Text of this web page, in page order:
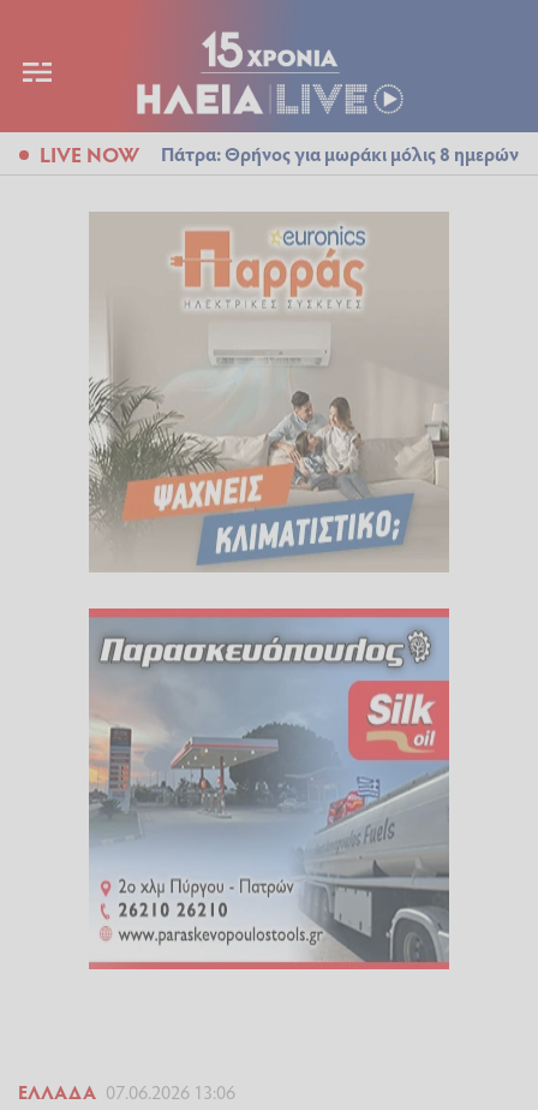
LIVE NOW Πάτρα: Θρήνος για μωράκι μόλις 8 ημερών
ΕΛΛΆΔΑ 07.06.2026 13:06